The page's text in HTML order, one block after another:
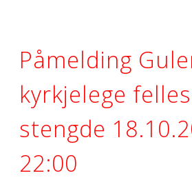
Påmelding
kyrkjelege
stengde
22:00